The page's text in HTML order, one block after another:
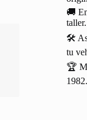
🚚
taller.
🛠️
tu
🏆
1982.